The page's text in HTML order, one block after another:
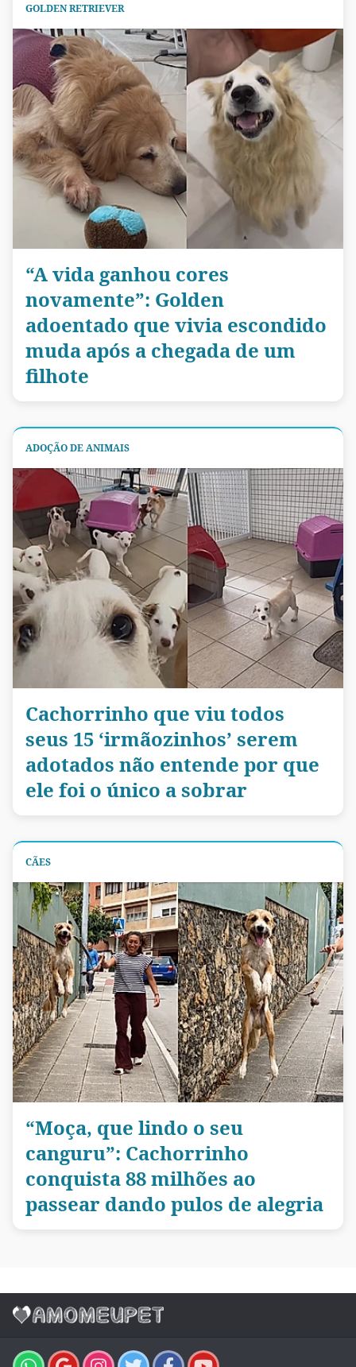
GOLDEN RETRIEVER
“A vida ganhou cores
novamente”: Golden
adoentado que vivia escondido
muda após a chegada de um
filhote
ADOÇÃO DE ANIMAIS
Cachorrinho que viu todos
seus 15 ‘irmãozinhos’ serem
adotados não entende por que
ele foi o único a sobrar
CÃES
“Moça, que lindo o seu
canguru”: Cachorrinho
conquista 88 milhões ao
passear dando pulos de alegria